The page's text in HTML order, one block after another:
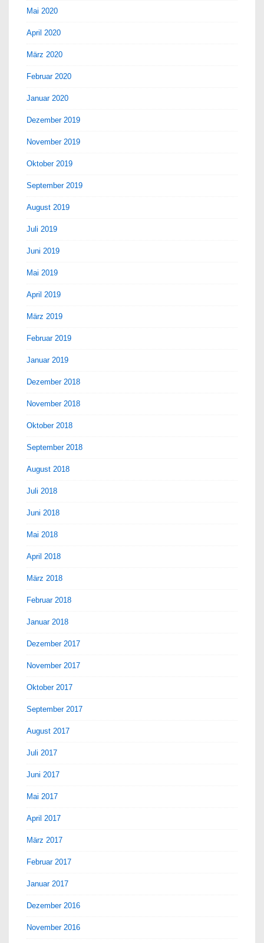
Mai 2020
April 2020
März 2020
Februar 2020
Januar 2020
Dezember 2019
November 2019
Oktober 2019
September 2019
August 2019
Juli 2019
Juni 2019
Mai 2019
April 2019
März 2019
Februar 2019
Januar 2019
Dezember 2018
November 2018
Oktober 2018
September 2018
August 2018
Juli 2018
Juni 2018
Mai 2018
April 2018
März 2018
Februar 2018
Januar 2018
Dezember 2017
November 2017
Oktober 2017
September 2017
August 2017
Juli 2017
Juni 2017
Mai 2017
April 2017
März 2017
Februar 2017
Januar 2017
Dezember 2016
November 2016